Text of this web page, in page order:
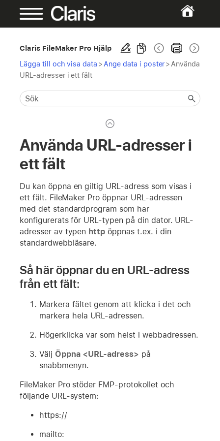
Claris FileMaker Pro Hjälp
Lägga till och visa data > Ange data i poster> Använda
URL-adresser i ett fält
Använda URL-adresser i
ett fält
Du kan öppna en giltig URL-adress som visas i
ett fält. FileMaker Pro öppnar URL-adressen
med det standardprogram som har
konfigurerats för URL-typen på din dator. URL-
adresser av typen http öppnas t.ex. i din
standardwebbläsare.
Så här öppnar du en URL-adress
från ett fält:
Markera fältet genom att klicka i det och
markera hela URL-adressen.
Högerklicka var som helst i webbadressen.
Välj Öppna <URL-adress> på
snabbmenyn.
FileMaker Pro stöder FMP-protokollet och
följande URL-system:
https://
mailto: